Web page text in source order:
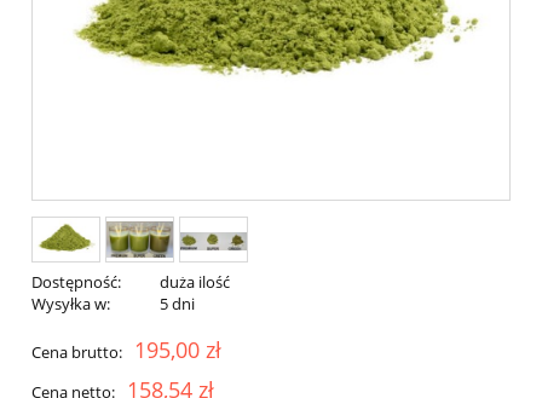
Dostępność:
duża ilość
Wysyłka w:
5 dni
Cena brutto: 195,00 zł
Cena netto: 158,54 zł